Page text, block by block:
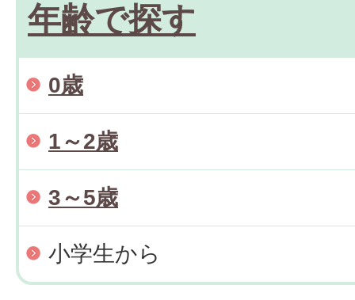
年齢で探す
0歳
1～2歳
3～5歳
小学生から